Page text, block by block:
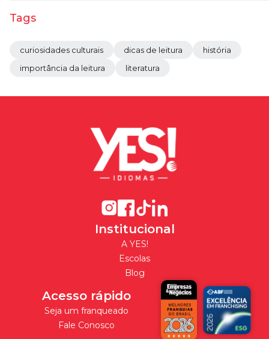
Tags
curiosidades culturais dicas de leitura
história
importância da leitura
literatura
Institucional
A YES!
Escolas
Blog
Acesso rápido
Seja um franqueado
Fale Conosco